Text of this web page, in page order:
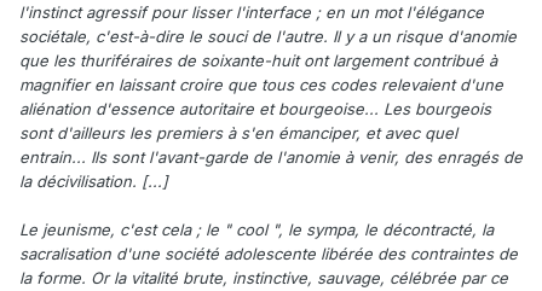
l'instinct agressif pour lisser l'interface ; en un mot l'élégance
sociétale, c'est-à-dire le souci de l'autre. Il y a un risque d'anomie
que les thuriféraires de soixante-huit ont largement contribué à
magnifier en laissant croire que tous ces codes relevaient d'une
aliénation d'essence autoritaire et bourgeoise... Les bourgeois
sont d'ailleurs les premiers à s'en émanciper, et avec quel
entrain... Ils sont l'avant-garde de l'anomie à venir, des enragés de
la décivilisation. [...]
Le jeunisme, c'est cela ; le " cool ", le sympa, le décontracté, la
sacralisation d'une société adolescente libérée des contraintes de
la forme. Or la vitalité brute, instinctive, sauvage, célébrée par ce